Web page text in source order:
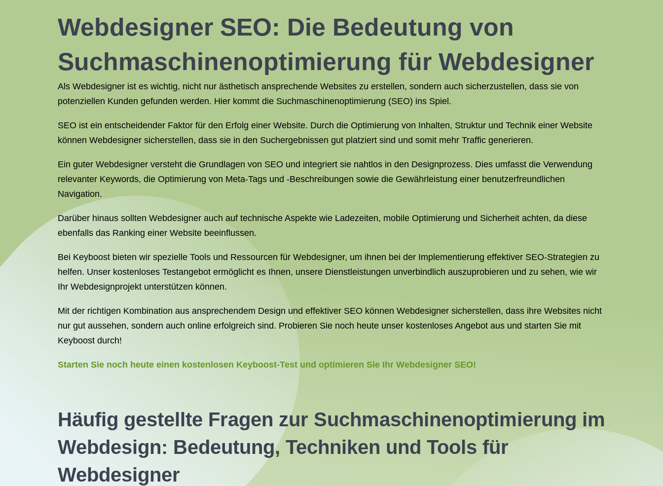
Webdesigner SEO: Die Bedeutung von
Suchmaschinenoptimierung für Webdesigner
Als Webdesigner ist es wichtig, nicht nur ästhetisch ansprechende Websites zu erstellen, sondern auch sicherzustellen, dass sie von
potenziellen Kunden gefunden werden. Hier kommt die Suchmaschinenoptimierung (SEO) ins Spiel.
SEO ist ein entscheidender Faktor für den Erfolg einer Website. Durch die Optimierung von Inhalten, Struktur und Technik einer Website
können Webdesigner sicherstellen, dass sie in den Suchergebnissen gut platziert sind und somit mehr Traffic generieren.
Ein guter Webdesigner versteht die Grundlagen von SEO und integriert sie nahtlos in den Designprozess. Dies umfasst die Verwendung
relevanter Keywords, die Optimierung von Meta-Tags und -Beschreibungen sowie die Gewährleistung einer benutzerfreundlichen
Navigation.
Darüber hinaus sollten Webdesigner auch auf technische Aspekte wie Ladezeiten, mobile Optimierung und Sicherheit achten, da diese
ebenfalls das Ranking einer Website beeinflussen.
Bei Keyboost bieten wir spezielle Tools und Ressourcen für Webdesigner, um ihnen bei der Implementierung effektiver SEO-Strategien zu
helfen. Unser kostenloses Testangebot ermöglicht es Ihnen, unsere Dienstleistungen unverbindlich auszuprobieren und zu sehen, wie wir
Ihr Webdesignprojekt unterstützen können.
Mit der richtigen Kombination aus ansprechendem Design und effektiver SEO können Webdesigner sicherstellen, dass ihre Websites nicht
nur gut aussehen, sondern auch online erfolgreich sind. Probieren Sie noch heute unser kostenloses Angebot aus und starten Sie mit
Keyboost durch!
Starten Sie noch heute einen kostenlosen Keyboost-Test und optimieren Sie Ihr Webdesigner SEO!
Häufig gestellte Fragen zur Suchmaschinenoptimierung im
Webdesign: Bedeutung, Techniken und Tools für
Webdesigner